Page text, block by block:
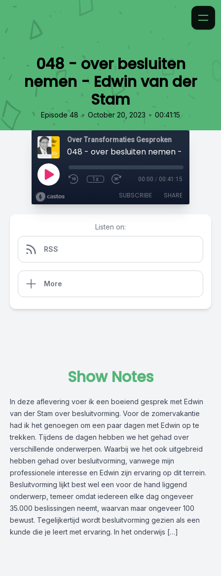
048 - over besluiten
nemen - Edwin van der
Stam
Episode 48 • October 20, 2023 • 00:41:15
Over Transformaties Gesproken
1x 00:00 / 00:41:15
SUBSCRIBE SHARE
Listen on:
RSS
More
Show Notes
In deze aflevering voer ik een boeiend gesprek met Edwin
van der Stam over besluitvorming. Voor de zomervakantie
had ik het genoegen om een paar dagen met Edwin op te
trekken. Tijdens de dagen hebben we het gehad over
verschillende onderwerpen. Waarbij we het ook uitgebreid
hebben gehad over besluitvorming, vanwege mijn
professionele interesse en Edwin zijn ervaring op dit terrein.
Besluitvorming lijkt best wel een voor de hand liggend
onderwerp, temeer omdat iedereen elke dag ongeveer
35.000 beslissingen neemt, waarvan maar ongeveer 100
bewust. Tegelijkertijd wordt besluitvorming gezien als een
kunde die je leert met ervaring. In het onderwijs […]